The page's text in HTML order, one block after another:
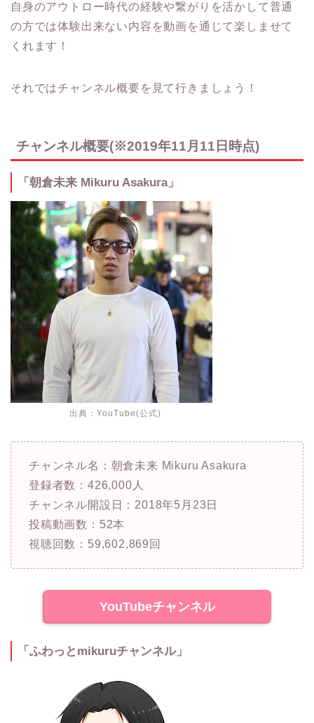
自身のアウトロー時代の経験や繋がりを活かして普通
の方では体験出来ない内容を動画を通じて楽しませて
くれます！
それではチャンネル概要を見て行きましょう！
チャンネル概要(※2019年11月11日時点)
「朝倉未来 Mikuru Asakura」
出典： YouTube(公式)
チャンネル名：朝倉未来 Mikuru Asakura
登録者数：426,000人
チャンネル開設日：2018年5月23日
投稿動画数：52本
視聴回数：59,602,869回
YouTubeチャンネル
「ふわっとmikuruチャンネル」